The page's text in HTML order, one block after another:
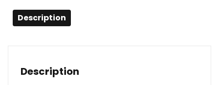
Description
Description